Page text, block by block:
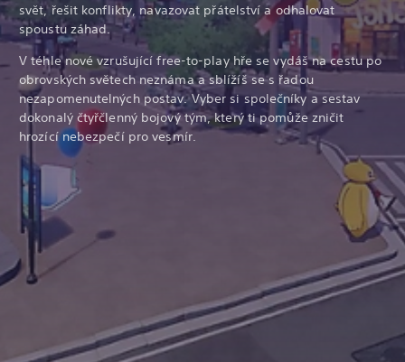
svět, řešit konflikty, navazovat přátelství a odhalovat
spoustu záhad.
V téhle nové vzrušující free-to-play hře se vydáš na cestu po
obrovských světech neznáma a sblížíš se s řadou
nezapomenutelných postav. Vyber si společníky a sestav
dokonalý čtyřčlenný bojový tým, který ti pomůže zničit
hrozící nebezpečí pro vesmír.